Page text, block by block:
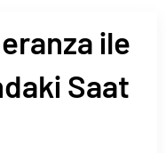
ile
Saat